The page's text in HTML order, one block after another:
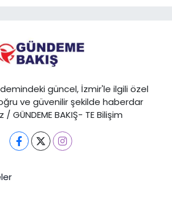
güncel, İzmir'le ilgili özel
ve güvenilir şekilde haberdar
GÜNDEME BAKIŞ- TE Bilişim